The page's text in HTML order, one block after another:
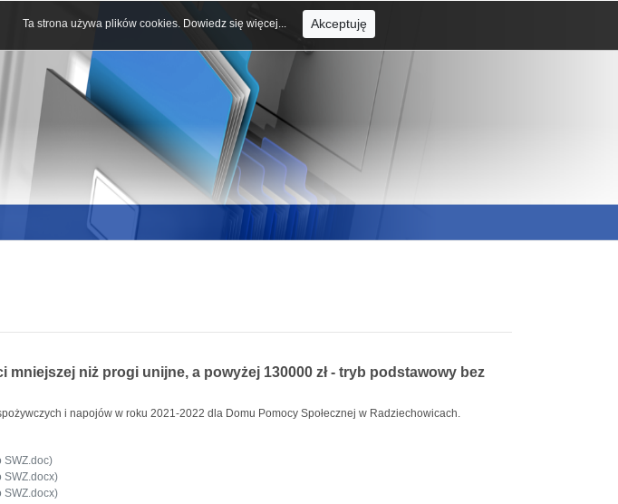
mniejszej niż progi unijne, a powyżej 130000 zł - tryb podstawowy bez
i napojów w roku 2021-2022 dla Domu Pomocy Społecznej w Radziechowicach.
SWZ.doc)
SWZ.docx)
SWZ.docx)
Ta strona używa plików cookies. Dowiedz się więcej... Akceptuję